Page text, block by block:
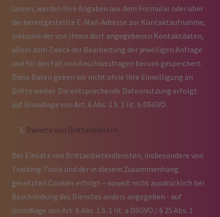
lassen, werden Ihre Angaben aus dem Formular oder über
die bereitgestellte E-Mail-Adresse zur Kontaktaufnahme,
inklusive der von Ihnen dort angegebenen Kontaktdaten,
allein zum Zweck der Bearbeitung der jeweiligen Anfrage
und für den Fall von Anschlussfragen bei uns gespeichert.
Diese Daten geben wir nicht ohne Ihre Einwilligung an
Dritte weiter. Die entsprechende Datennutzung erfolgt
auf Grundlage von Art. 6 Abs. 1 S. 1 lit. b DSGVO.
Dienste von Drittanbietern
Der Einsatz von Drittanbieterdiensten, insbesondere von
Tracking-Tools und der in diesem Zusammenhang
gesetzten Cookies erfolgt – soweit nicht ausdrücklich bei
Beschreibung des Dienstes anders angegeben - auf
Grundlage von Art. 6 Abs. 1 S. 1 lit. a DSGVO / § 25 Abs. 1